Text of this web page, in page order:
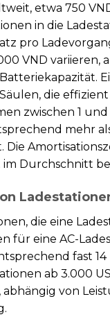
etwa 750
in die
pro
VND variieren,
die
zwischen 1
mehr
Die
Durchschnitt
die eine
für eine AC-
fast
ab 3.000
abhängig von